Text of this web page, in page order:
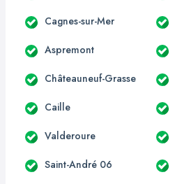
Cagnes-sur-Mer
Aspremont
Châteauneuf-Grasse
Caille
Valderoure
Saint-André 06